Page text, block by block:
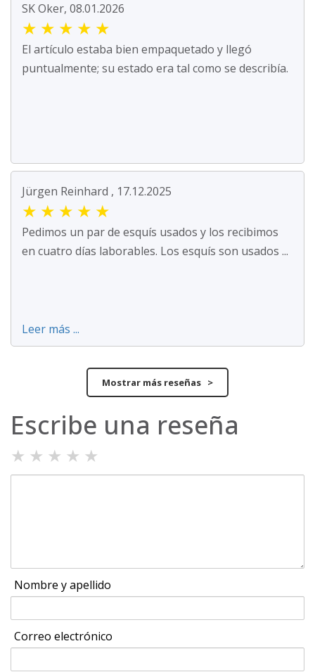
SK Oker, 08.01.2026
★ ★ ★ ★ ★
El artículo estaba bien empaquetado y llegó
puntualmente; su estado era tal como se describía.
Jürgen Reinhard , 17.12.2025
★ ★ ★ ★ ★
Pedimos un par de esquís usados y los recibimos
en cuatro días laborables. Los esquís son usados ...
Leer más ...
Mostrar más reseñas >
Escribe una reseña
★ ★ ★ ★ ★
Nombre y apellido
Correo electrónico